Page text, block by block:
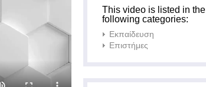
This video is listed in the
following categories:
Εκπαίδευση
Επιστήμες